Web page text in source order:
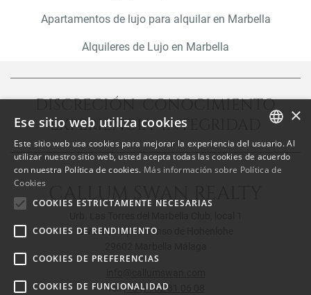
Apartamentos de lujo para alquilar en Marbella
Alquileres de Lujo en Marbella
DISCRECIÓN CONOCIMIENTO
EXPERIENCIA INTEGRIDAD
CALLUM SWAN REALTY
Blvd. Principe Alfonso de Hohenlohe
Tel:(+34) 952 81 06 08
ENGLISH
SPANISH
×
Ese sitio web utiliza cookies
Este sitio web usa cookies para mejorar la experiencia del usuario. Al
utilizar nuestro sitio web, usted acepta todas las cookies de acuerdo
con nuestra Política de cookies. Más información sobre Política de
Cookies
COOKIES ESTRICTAMENTE NECESARIAS
COOKIES DE RENDIMIENTO
COOKIES DE PREFERENCIAS
COOKIES DE FUNCIONALIDAD